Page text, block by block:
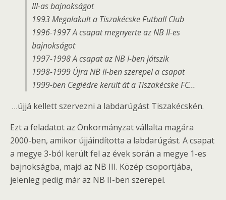
III-as bajnokságot
1993 Megalakult a Tiszakécske Futball Club
1996-1997 A csapat megnyerte az NB II-es
bajnokságot
1997-1998 A csapat az NB I-ben játszik
1998-1999 Újra NB II-ben szerepel a csapat
1999-ben Ceglédre került át a Tiszakécske FC…
…újjá kellett szervezni a labdarúgást Tiszakécskén.
Ezt a feladatot az Önkormányzat vállalta magára
2000-ben, amikor újjáindította a labdarúgást. A csapat
a megye 3-ból került fel az évek során a megye 1-es
bajnokságba, majd az NB III. Közép csoportjába,
jelenleg pedig már az NB II-ben szerepel.